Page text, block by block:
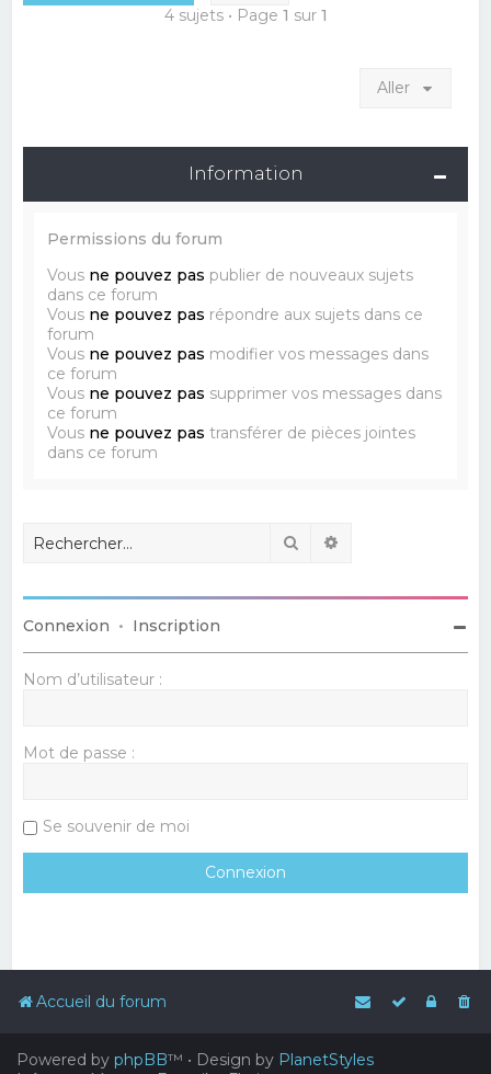
4 sujets • Page 1 sur 1
Aller
Information
Permissions du forum
Vous ne pouvez pas publier de nouveaux sujets
dans ce forum
Vous ne pouvez pas répondre aux sujets dans ce
forum
Vous ne pouvez pas modifier vos messages dans
ce forum
Vous ne pouvez pas supprimer vos messages dans
ce forum
Vous ne pouvez pas transférer de pièces jointes
dans ce forum
Rechercher
Connexion • Inscription
Nom d’utilisateur :
Mot de passe :
Se souvenir de moi
Accueil du forum
Powered by phpBB™ • Design by PlanetStyles